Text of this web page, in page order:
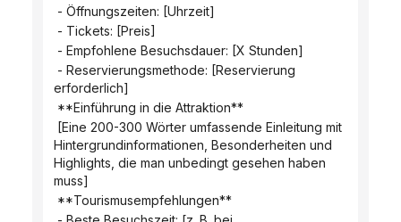
- Öffnungszeiten: [Uhrzeit]
- Tickets: [Preis]
- Empfohlene Besuchsdauer: [X Stunden]
erforderlich]
**Einführung in die Attraktion**
Hintergrundinformationen, Besonderheiten und
Highlights, die man unbedingt gesehen haben
muss]
**Tourismusempfehlungen**